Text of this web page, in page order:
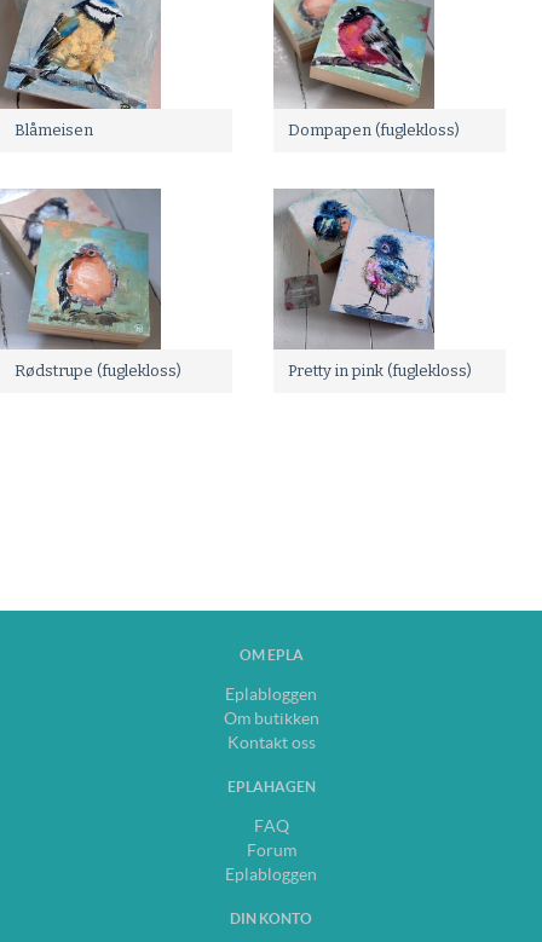
Blåmeisen Dompapen (fuglekloss)
Rødstrupe (fuglekloss) Pretty in pink (fuglekloss)
OM EPLA
Eplabloggen
Om butikken
Kontakt oss
EPLAHAGEN
FAQ
Forum
Eplabloggen
DIN KONTO